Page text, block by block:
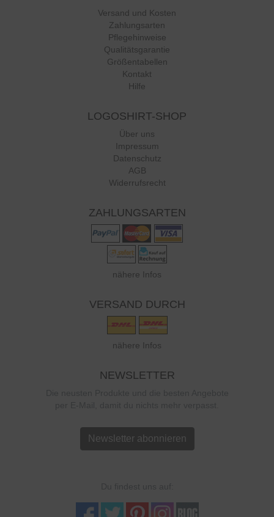
Versand und Kosten
Zahlungsarten
Pflegehinweise
Qualitätsgarantie
Größentabellen
Kontakt
Hilfe
LOGOSHIRT-SHOP
Über uns
Impressum
Datenschutz
AGB
Widerrufsrecht
ZAHLUNGSARTEN
nähere Infos
VERSAND DURCH
nähere Infos
NEWSLETTER
Newsletter abonnieren